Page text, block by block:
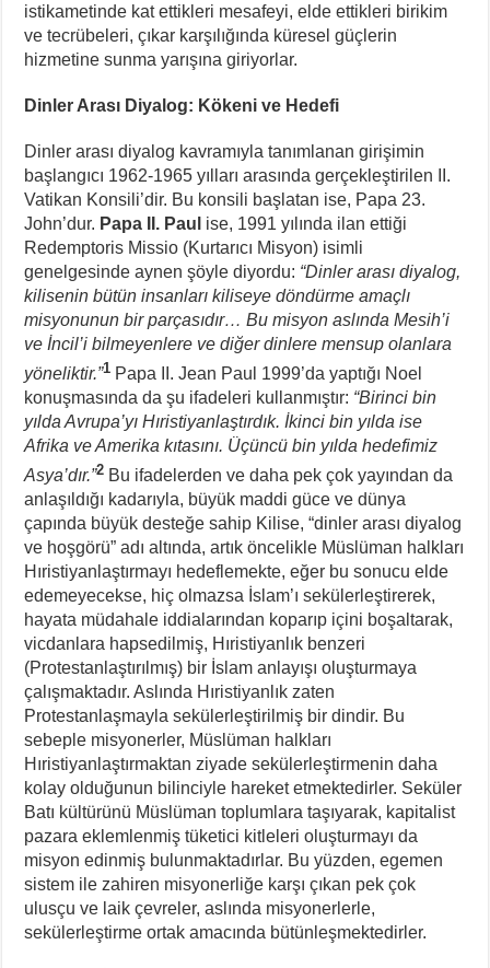
istikametinde kat ettikleri mesafeyi, elde ettikleri birikim
ve tecrübeleri, çıkar karşılığında küresel güçlerin
hizmetine sunma yarışına giriyorlar.
Dinler Arası Diyalog: Kökeni ve Hedefi
Dinler arası diyalog kavramıyla tanımlanan girişimin
başlangıcı 1962-1965 yılları arasında gerçekleştirilen II.
Vatikan Konsili’dir. Bu konsili başlatan ise, Papa 23.
John’dur. Papa II. Paul ise, 1991 yılında ilan ettiği
Redemptoris Missio (Kurtarıcı Misyon) isimli
genelgesinde aynen şöyle diyordu: “Dinler arası diyalog,
kilisenin bütün insanları kiliseye döndürme amaçlı
misyonunun bir parçasıdır… Bu misyon aslında Mesih’i
ve İncil’i bilmeyenlere ve diğer dinlere mensup olanlara
yöneliktir.”1 Papa II. Jean Paul 1999’da yaptığı Noel
konuşmasında da şu ifadeleri kullanmıştır: “Birinci bin
yılda Avrupa’yı Hıristiyanlaştırdık. İkinci bin yılda ise
Afrika ve Amerika kıtasını. Üçüncü bin yılda hedefimiz
Asya’dır.”2 Bu ifadelerden ve daha pek çok yayından da
anlaşıldığı kadarıyla, büyük maddi güce ve dünya
çapında büyük desteğe sahip Kilise, “dinler arası diyalog
ve hoşgörü” adı altında, artık öncelikle Müslüman halkları
Hıristiyanlaştırmayı hedeflemekte, eğer bu sonucu elde
edemeyecekse, hiç olmazsa İslam’ı sekülerleştirerek,
hayata müdahale iddialarından koparıp içini boşaltarak,
vicdanlara hapsedilmiş, Hıristiyanlık benzeri
(Protestanlaştırılmış) bir İslam anlayışı oluşturmaya
çalışmaktadır. Aslında Hıristiyanlık zaten
Protestanlaşmayla sekülerleştirilmiş bir dindir. Bu
sebeple misyonerler, Müslüman halkları
Hıristiyanlaştırmaktan ziyade sekülerleştirmenin daha
kolay olduğunun bilinciyle hareket etmektedirler. Seküler
Batı kültürünü Müslüman toplumlara taşıyarak, kapitalist
pazara eklemlenmiş tüketici kitleleri oluşturmayı da
misyon edinmiş bulunmaktadırlar. Bu yüzden, egemen
sistem ile zahiren misyonerliğe karşı çıkan pek çok
ulusçu ve laik çevreler, aslında misyonerlerle,
sekülerleştirme ortak amacında bütünleşmektedirler.